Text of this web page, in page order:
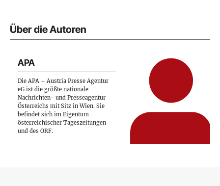
Über die Autoren
APA
Die APA – Austria Presse Agentur
eG ist die größte nationale
Nachrichten- und Presseagentur
Österreichs mit Sitz in Wien. Sie
befindet sich im Eigentum
österreichischer Tageszeitungen
und des ORF.